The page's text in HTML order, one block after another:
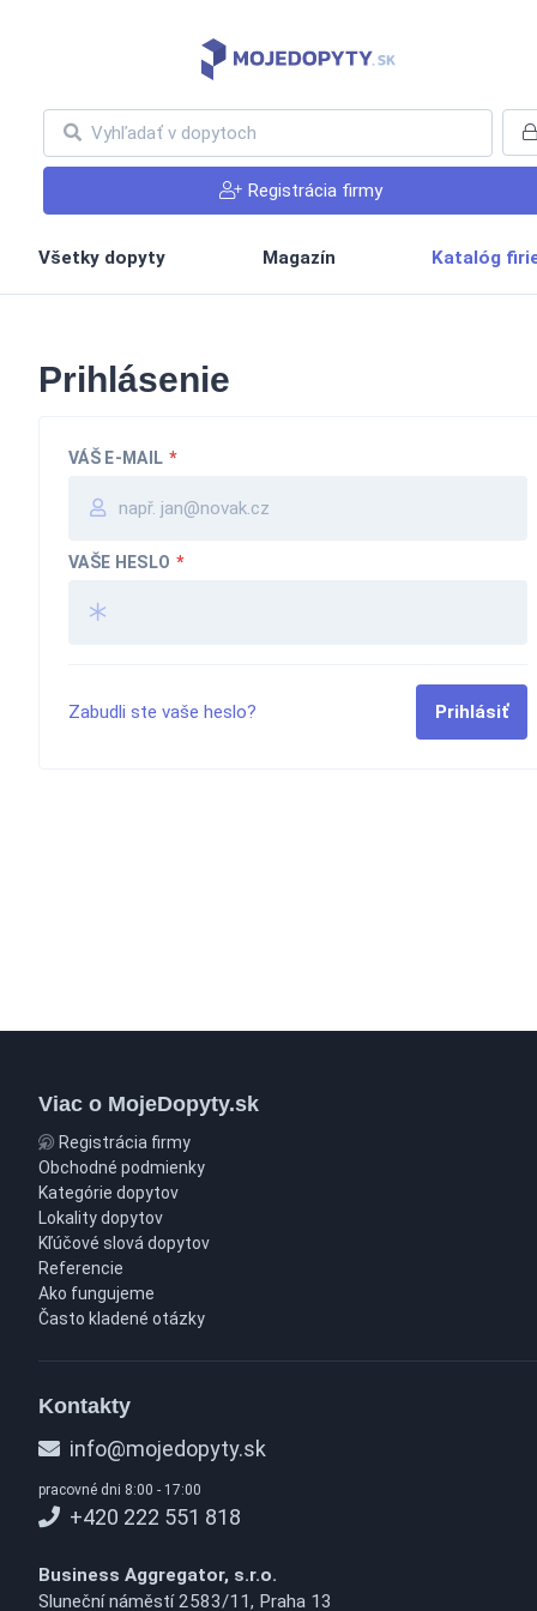
Registrácia firmy
Všetky dopyty Magazín Katalóg
Prihlásenie
VÁŠ E-MAIL *
VAŠE HESLO *
Zabudli ste vaše heslo? Prihlásiť
Viac o MojeDopyty.sk
Registrácia firmy
Obchodné podmienky
Kategórie dopytov
Lokality dopytov
Kľúčové slová dopytov
Referencie
Ako fungujeme
Často kladené otázky
Kontakty
info@mojedopyty.sk
pracovné dni 8:00 - 17:00
+420 222 551 818
Business Aggregator, s.r.o.
Sluneční náměstí 2583/11, Praha 13